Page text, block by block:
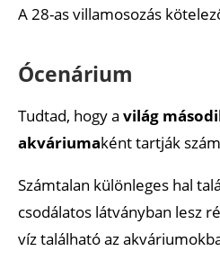
A 28-as villamosozás
Ócenárium
Tudtad, hogy a világ
akváriumaként tartják
Számtalan különleges hal
csodálatos látványban lesz
víz található az